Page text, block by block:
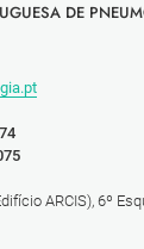
DE
ARCIS), 6º